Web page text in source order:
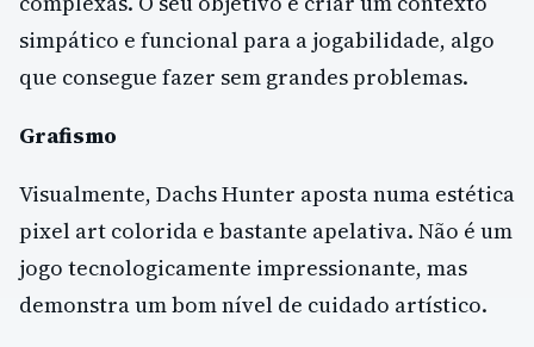
simpático e funcional para a jogabilidade, algo
que consegue fazer sem grandes problemas.
Grafismo
Visualmente, Dachs Hunter aposta numa estética
pixel art colorida e bastante apelativa. Não é um
jogo tecnologicamente impressionante, mas
demonstra um bom nível de cuidado artístico.